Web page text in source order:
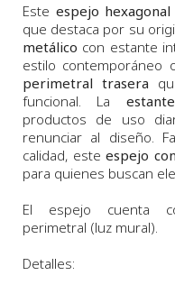
Este espejo
que destaca por su
metálico con estante
estilo contemporáneo
perimetral trasera
funcional. La
productos de uso
renunciar al diseño.
calidad, esteespejo
para quienes buscan
El espejo cuenta
perimetral (luz mural).
Detalles: